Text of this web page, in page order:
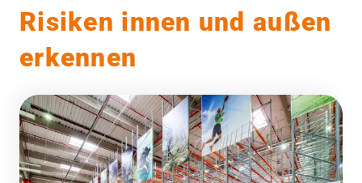
Risiken innen und außen
erkennen